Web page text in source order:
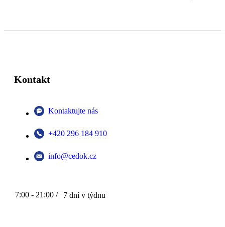
Kontakt
Kontaktujte nás
+420 296 184 910
info@cedok.cz
7:00 - 21:00 / 7 dní v týdnu